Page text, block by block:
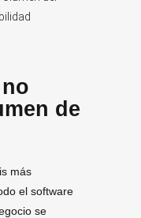
de
más
el software
se